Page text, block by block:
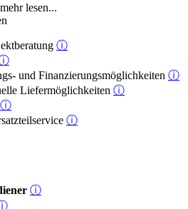
mehr lesen...
ⓘ
und Finanzierungsmöglichkeiten ⓘ
Liefermöglichkeiten ⓘ
ⓘ
ⓘ
ⓘ